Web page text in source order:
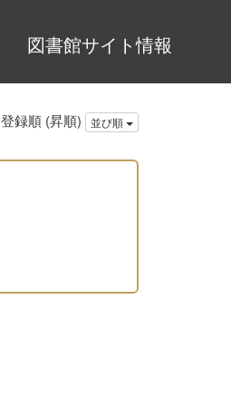
図書館サイト情報
登録順 (昇順) 並び順